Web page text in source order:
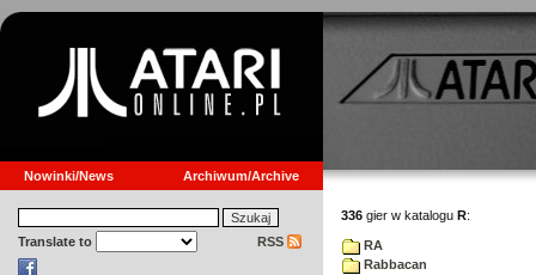
Nowinki/News Archiwum/Archive
Translate to RSS
336 gier w katalogu R:
RA
Rabbacan